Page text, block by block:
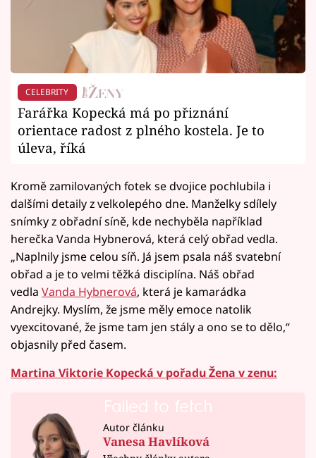
CELEBRITY
Farářka Kopecká má po přiznání
orientace radost z plného kostela. Je to
úleva, říká
Kromě zamilovaných fotek se dvojice pochlubila i
dalšími detaily z velkolepého dne. Manželky sdílely
snímky z obřadní síně, kde nechyběla například
herečka Vanda Hybnerová, která celý obřad vedla.
„Naplnily jsme celou síň. Já jsem psala náš svatební
obřad a je to velmi těžká disciplína. Náš obřad
vedla Vanda Hybnerová, která je kamarádka
Andrejky. Myslím, že jsme měly emoce natolik
vyexcitované, že jsme tam jen stály a ono se to dělo,“
objasnily před časem.
Martina Viktorie Kopecká v pořadu Žena v zenu:
Failed to fetch
Autor článku
Vanesa Havlíková